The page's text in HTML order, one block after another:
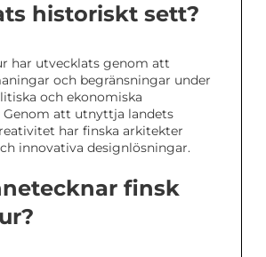
historiskt sett?
har utvecklats genom att
och begränsningar under
och ekonomiska
att utnyttja landets
har finska arkitekter
innovativa designlösningar.
finsk